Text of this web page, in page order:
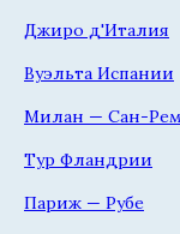
Джиро д'Италия
Вуэльта Испании
Милан — Сан-
Тур Фландрии
Париж — Рубе